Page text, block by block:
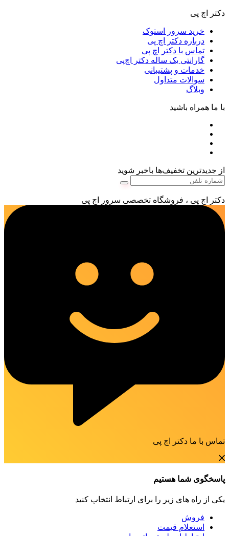
دکتر اچ پی
خرید سرور استوک
درباره دکتر اچ پی
تماس با دکتر اچ پی
گارانتی یک ساله دکتر اچ‌پی
خدمات و پشتیبانی
سوالات متداول
وبلاگ
با ما همراه باشید
از جدیدترین تخفیف‌ها باخبر شوید
دکتر اچ پی ، فروشگاه تخصصی سرور اچ پی
تماس با ما دکتر اچ پی
پاسخگوی شما هستیم
یکی از راه های زیر را برای ارتباط انتخاب کنید
فروش
استعلام قیمت